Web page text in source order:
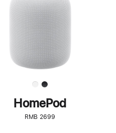
了
解
HomePod<
HomePod
RMB 2699